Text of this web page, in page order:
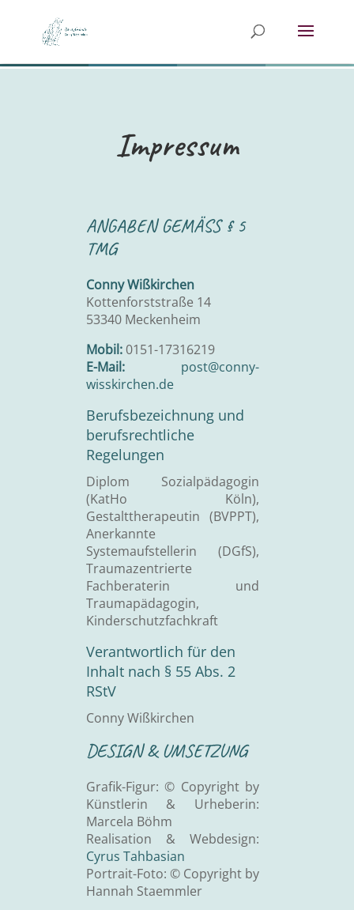
Impressum
ANGABEN GEMÄSS § 5 T
MG
Conny Wißkirchen
Kottenforststraße 14
53340 Meckenheim
Mobil:0151-17316219
E-Mail:
post@conny-
wisskirchen.de
Berufsbezeichnung und
berufsrechtliche
Regelungen
Diplom Sozialpädagogin
(KatHo Köln),
Gestalttherapeutin (BVPPT),
Anerkannte
Systemaufstellerin (DGfS),
Traumazentrierte
Fachberaterin und
Traumapädagogin,
Kinderschutzfachkraft
Verantwortlich für den
Inhalt nach § 55 Abs. 2
RStV
Conny Wißkirchen
DESIGN & UMSETZUNG
Grafik-Figur: © Copyright by
Künstlerin & Urheberin:
Marcela Böhm
Realisation & Webdesign:
Cyrus Tahbasian
Portrait-Foto: © Copyright by
Hannah Staemmler